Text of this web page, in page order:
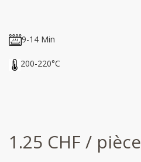
9-14 Min
200-220°C
1.25 CHF / pièce